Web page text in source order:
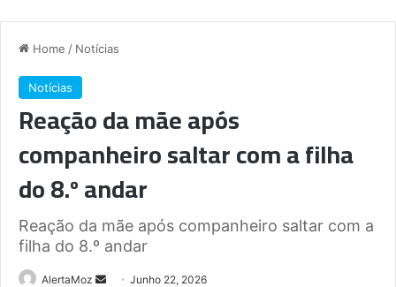
Home / Notícias
Notícias
Reação da mãe após
companheiro saltar com a filha
do 8.º andar
Reação da mãe após companheiro saltar com a
filha do 8.º andar
AlertaMoz
SendJunho 22, 2026